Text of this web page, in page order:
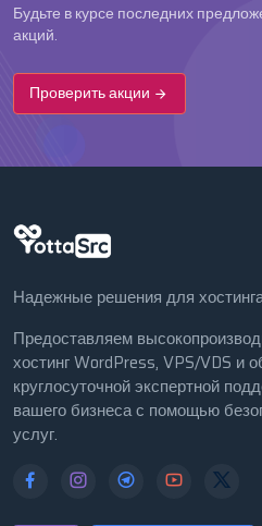
Будьте в курсе последних
акций.
Проверить акции
Надежные решения для
Предоставляем
хостинг WordPress, VPS/VDS и
круглосуточной экспертной
вашего бизнеса с помощью
услуг.